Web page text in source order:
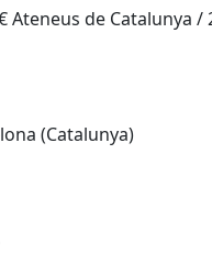
Ateneus de Catalunya /
(Catalunya)